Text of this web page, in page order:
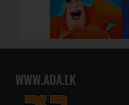
WWW.ADA.LK